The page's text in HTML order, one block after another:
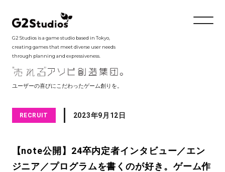
G2 Studios is a game studio based in Tokyo,
creating games that meet diverse user needs
through planning and expressiveness.
ユーザーの喜びにこだわったゲーム創りを。
RECRUIT 2023年9月12日
【note公開】24卒内定者インタビュー／エン
ジニア／プログラムを書くのが好き。ゲーム作